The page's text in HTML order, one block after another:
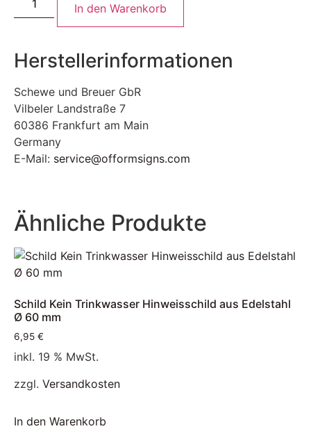
In den Warenkorb
Herstellerinformationen
Schewe und Breuer GbR
Vilbeler Landstraße 7
60386 Frankfurt am Main
Germany
E-Mail: service@offormsigns.com
Ähnliche Produkte
Schild Kein Trinkwasser Hinweisschild aus Edelstahl
Ø 60 mm
6,95 €
inkl. 19 % MwSt.
zzgl. Versandkosten
In den Warenkorb